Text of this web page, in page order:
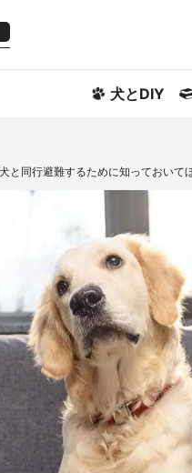
犬とDIY
と同行避難するために知っておいて